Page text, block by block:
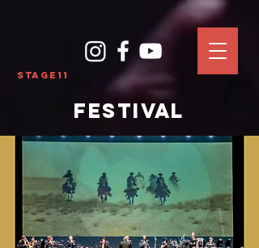
Stage11
FESTIVAL